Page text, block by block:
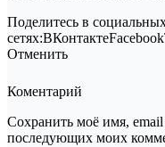
Поделитесь в
Отменить
Коментарий
Сохранить моё имя, email
последующих моих